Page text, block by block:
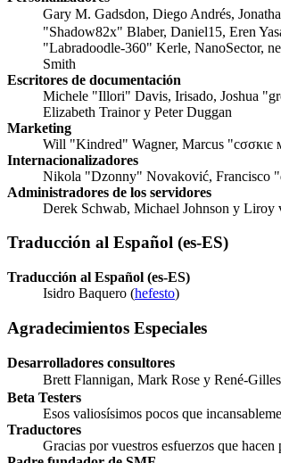
Gary M. Gadsdon, Diego Andrés,
"Shadow82x" Blaber, Daniel15, Eren
"Labradoodle-360" Kerle, NanoSector,
Smith
Escritores de documentación
Michele "Illori" Davis, Irisado, Joshua
Elizabeth Trainor y Peter Duggan
Marketing
Will "Kindred" Wagner, Marcus
Internacionalizadores
Nikola "Dzonny" Novaković, Francisco
Administradores de los servidores
Derek Schwab, Michael Johnson y Liroy
Traducción al Español (es-ES)
Traducción al Español (es-ES)
Isidro Baquero (hefesto)
Agradecimientos Especiales
Desarrolladores consultores
Brett Flannigan, Mark Rose y René-
Beta Testers
Esos valiosísimos pocos que
Traductores
Gracias por vuestros esfuerzos que